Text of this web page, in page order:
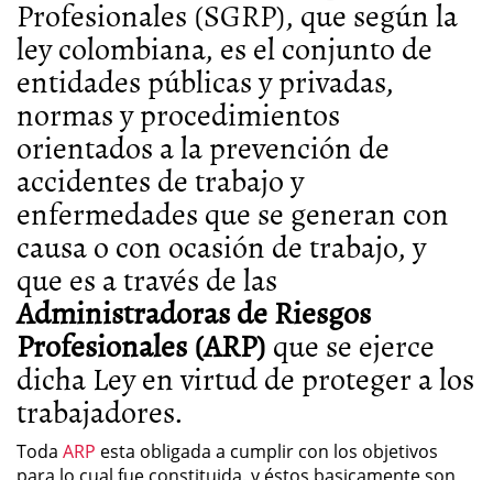
Profesionales (SGRP), que según la
ley colombiana, es el conjunto de
entidades públicas y privadas,
normas y procedimientos
orientados a laprevención de
accidentesde trabajo y
enfermedades que se generan con
causa o con ocasión de trabajo, y
que es a través de las
Administradoras de Riesgos
Profesionales (ARP)que se ejerce
dicha Ley en virtud de proteger alos
trabajadores.
Toda ARP esta obligada a cumplir con los objetivos